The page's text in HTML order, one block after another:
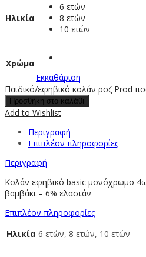
Ηλικία
6 ετών
8 ετών
10 ετών
Χρώμα
Εκκαθάριση
Παιδικό/εφηβικό κολάν ροζ Prod
Προσθήκη στο καλάθι
Add to Wishlist
Περιγραφή
Επιπλέον πληροφορίες
Περιγραφή
Κολάν εφηβικό basic μονόχρωμο
βαμβάκι – 6% ελαστάν
Επιπλέον πληροφορίες
Ηλικία 6 ετών, 8 ετών, 10 ετών